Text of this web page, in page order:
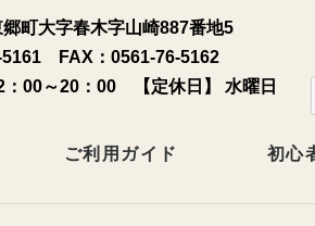
町大字春木字山崎887番地5
5161 FAX：0561-76-5162
：00～20：00 【定休日】 水曜日
ご利用ガイド 初心